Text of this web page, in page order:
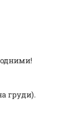
груди).